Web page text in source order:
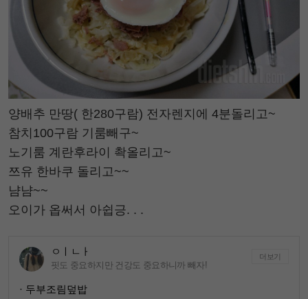
양배추 만땅( 한280구람) 전자렌지에 4분돌리고~
참치100구람 기룸빼구~
노기룸 계란후라이 촥올리고~
쯔유 한바쿠 돌리고~~
냠냠~~
오이가 옵써서 아쉽긍. . .
ㅇㅣㄴㅏ
핏도 중요하지만 건강도 중요하니까 빼자!
더보기
· 두부조림덮밥